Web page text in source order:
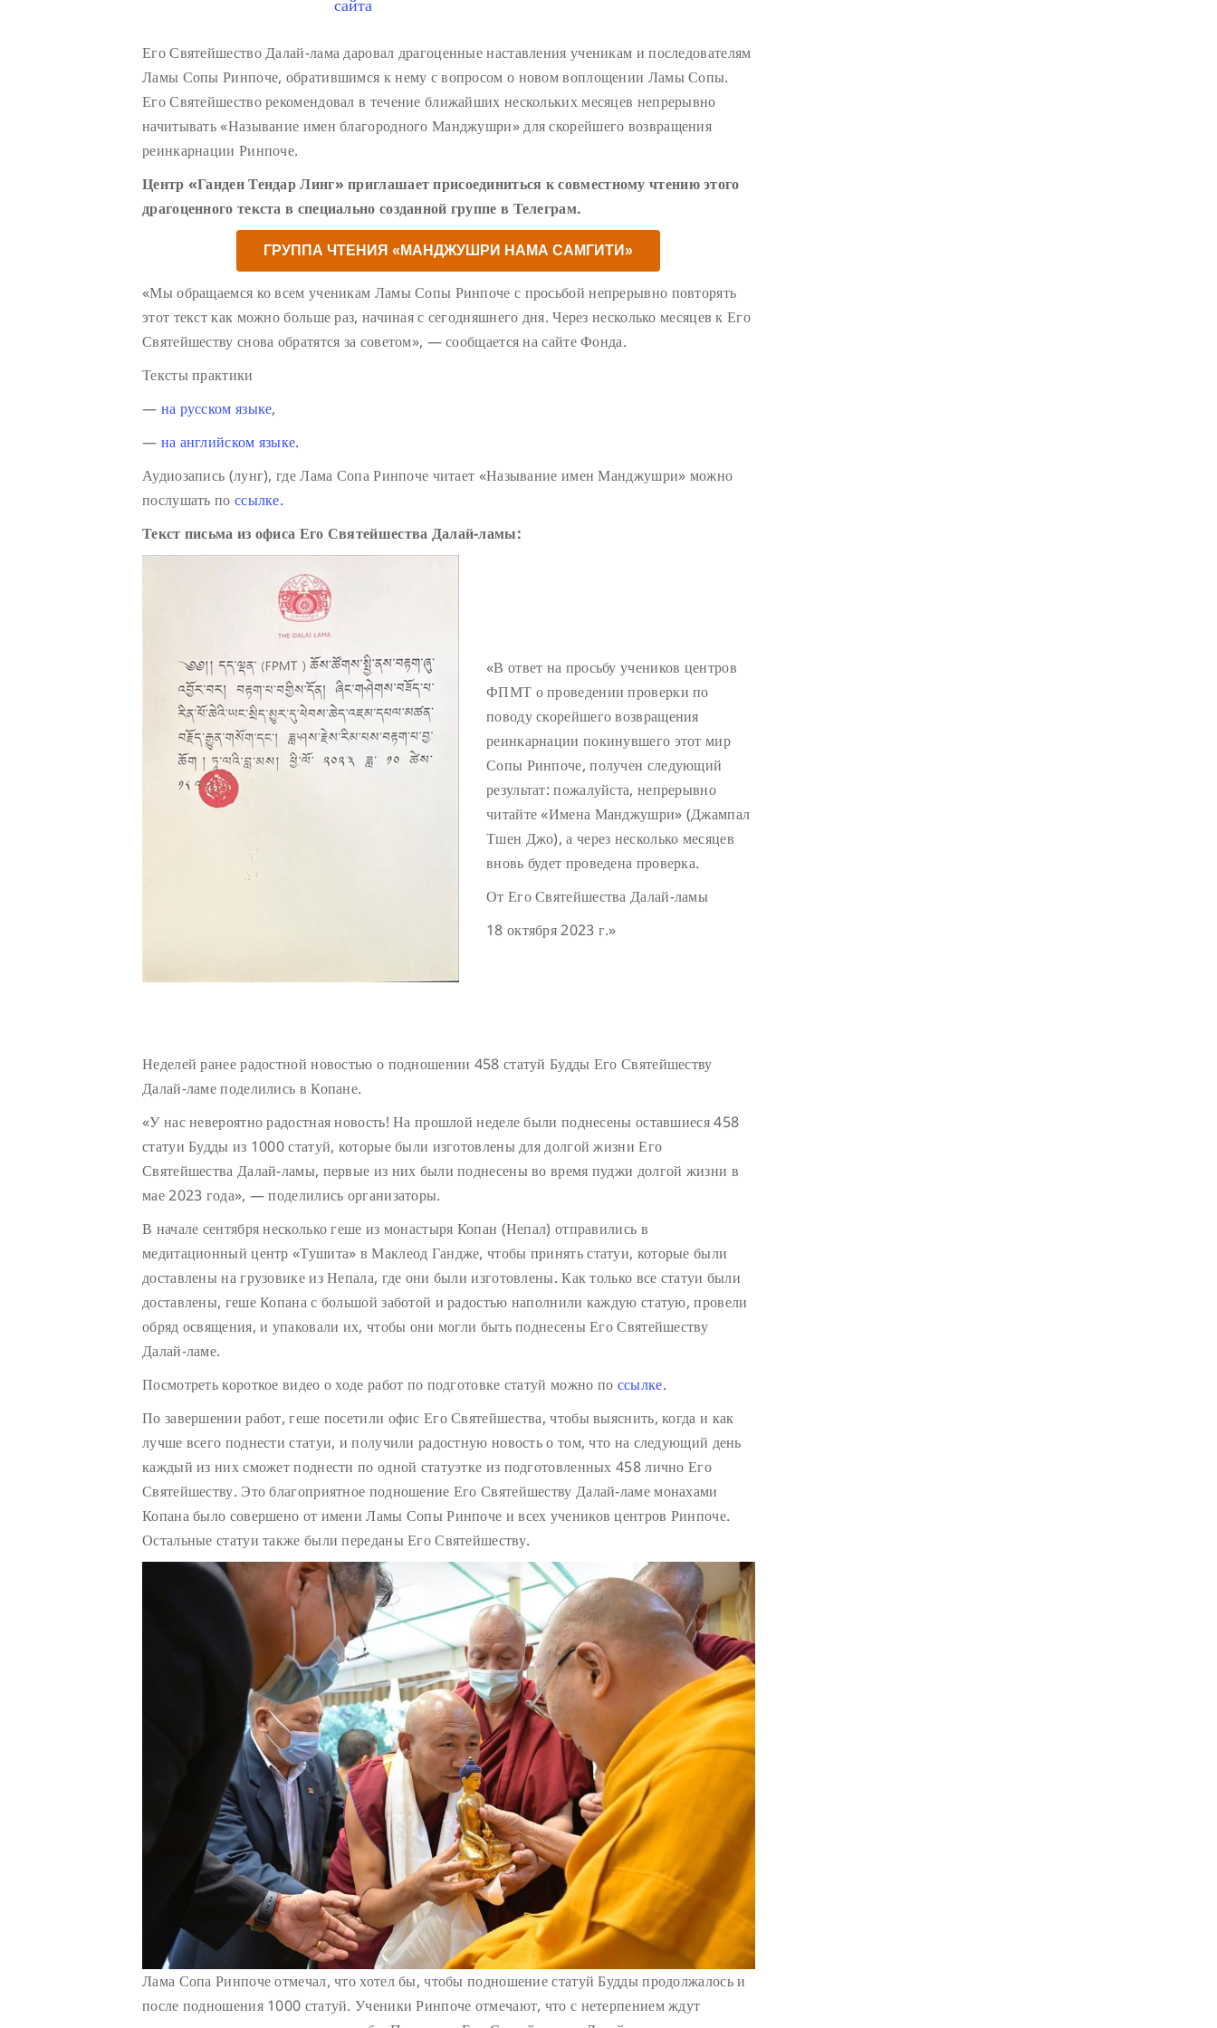
Его Святейшество Далай-лама даровал драгоценные наставления ученикам и последователям
Ламы Сопы Ринпоче, обратившимся к нему с вопросом о новом воплощении Ламы Сопы.
Его Святейшество рекомендовал в течение ближайших нескольких месяцев непрерывно
начитывать «Называние имен благородного Манджушри» для скорейшего возвращения
реинкарнации Ринпоче.
Центр «Ганден Тендар Линг» приглашает присоединиться к совместному чтению этого
драгоценного текста в специально созданной группе в Телеграм.
ГРУППА ЧТЕНИЯ «МАНДЖУШРИ НАМА САМГИТИ»
«Мы обращаемся ко всем ученикам Ламы Сопы Ринпоче с просьбой непрерывно повторять
этот текст как можно больше раз, начиная с сегодняшнего дня. Через несколько месяцев к Его
Святейшеству снова обратятся за советом», — сообщается на сайте Фонда.
Тексты практики
— на русском языке,
— на английском языке.
Аудиозапись (лунг), где Лама Сопа Ринпоче читает «Называние имен Манджушри» можно
послушать по ссылке.
Текст письма из офиса Его Святейшества Далай-ламы:
«В ответ на просьбу учеников центров
ФПМТ о проведении проверки по
поводу скорейшего возвращения
реинкарнации покинувшего этот мир
Сопы Ринпоче, получен следующий
результат: пожалуйста, непрерывно
читайте «Имена Манджушри» (Джампал
Тшен Джо), а через несколько месяцев
вновь будет проведена проверка.
От Его Святейшества Далай-ламы
18 октября 2023 г.»
Неделей ранее радостной новостью о подношении 458 статуй Будды Его Святейшеству
Далай-ламе поделились в Копане.
«У нас невероятно радостная новость! На прошлой неделе были поднесены оставшиеся 458
статуи Будды из 1000 статуй, которые были изготовлены для долгой жизни Его
Святейшества Далай-ламы, первые из них были поднесены во время пуджи долгой жизни в
мае 2023 года», — поделились организаторы.
В начале сентября несколько геше из монастыря Копан (Непал) отправились в
медитационный центр «Тушита» в Маклеод Гандже, чтобы принять статуи, которые были
доставлены на грузовике из Непала, где они были изготовлены. Как только все статуи были
доставлены, геше Копана с большой заботой и радостью наполнили каждую статую, провели
обряд освящения, и упаковали их, чтобы они могли быть поднесены Его Святейшеству
Далай-ламе.
Посмотреть короткое видео о ходе работ по подготовке статуй можно по ссылке.
По завершении работ, геше посетили офис Его Святейшества, чтобы выяснить, когда и как
лучше всего поднести статуи, и получили радостную новость о том, что на следующий день
каждый из них сможет поднести по одной статуэтке из подготовленных 458 лично Его
Святейшеству. Это благоприятное подношение Его Святейшеству Далай-ламе монахами
Копана было совершено от имени Ламы Сопы Ринпоче и всех учеников центров Ринпоче.
Остальные статуи также были переданы Его Святейшеству.
Лама Сопа Ринпоче отмечал, что хотел бы, чтобы подношение статуй Будды продолжалось и
после подношения 1000 статуй. Ученики Ринпоче отмечают, что с нетерпением ждут